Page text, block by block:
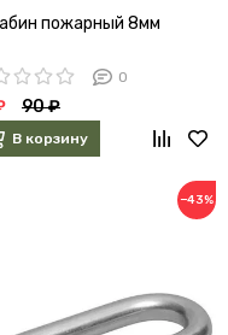
пожарный 8мм
0
90 ₽
В корзину
−43%